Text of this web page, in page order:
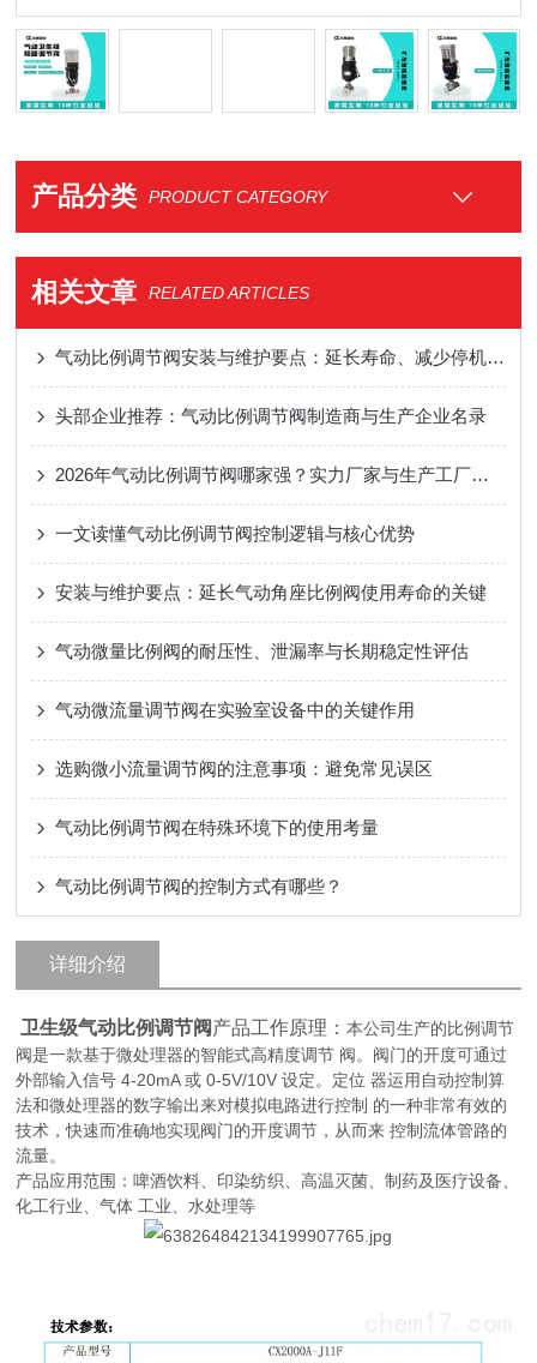
产品分类 PRODUCT CATEGORY
相关文章 RELATED ARTICLES
气动比例调节阀安装与维护要点：延长寿命、减少停机风险
头部企业推荐：气动比例调节阀制造商与生产企业名录
2026年气动比例调节阀哪家强？实力厂家与生产工厂盘点
一文读懂气动比例调节阀控制逻辑与核心优势
安装与维护要点：延长气动角座比例阀使用寿命的关键
气动微量比例阀的耐压性、泄漏率与长期稳定性评估
气动微流量调节阀在实验室设备中的关键作用
选购微小流量调节阀的注意事项：避免常见误区
气动比例调节阀在特殊环境下的使用考量
气动比例调节阀的控制方式有哪些？
详细介绍
卫生级气动比例调节阀产品工作原理：本公司生产的比例调节
阀是一款基于微处理器的智能式高精度调节 阀。阀门的开度可通过
外部输入信号 4-20mA 或 0-5V/10V 设定。定位 器运用自动控制算
法和微处理器的数字输出来对模拟电路进行控制 的一种非常有效的
技术，快速而准确地实现阀门的开度调节，从而来 控制流体管路的
流量。
产品应用范围：啤酒饮料、印染纺织、高温灭菌、制药及医疗设备、
化工行业、气体 工业、水处理等